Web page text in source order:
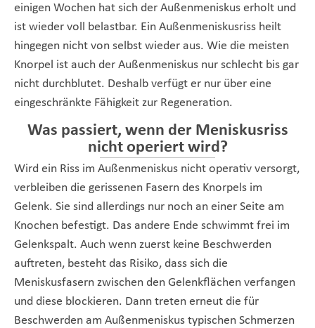
einigen Wochen hat sich der Außenmeniskus erholt und
ist wieder voll belastbar. Ein Außenmeniskusriss heilt
hingegen nicht von selbst wieder aus. Wie die meisten
Knorpel ist auch der Außenmeniskus nur schlecht bis gar
nicht durchblutet. Deshalb verfügt er nur über eine
eingeschränkte Fähigkeit zur Regeneration.
Was passiert, wenn der Meniskusriss
nicht operiert wird?
Wird ein Riss im Außenmeniskus nicht operativ versorgt,
verbleiben die gerissenen Fasern des Knorpels im
Gelenk. Sie sind allerdings nur noch an einer Seite am
Knochen befestigt. Das andere Ende schwimmt frei im
Gelenkspalt. Auch wenn zuerst keine Beschwerden
auftreten, besteht das Risiko, dass sich die
Meniskusfasern zwischen den Gelenkflächen verfangen
und diese blockieren. Dann treten erneut die für
Beschwerden am Außenmeniskus typischen Schmerzen